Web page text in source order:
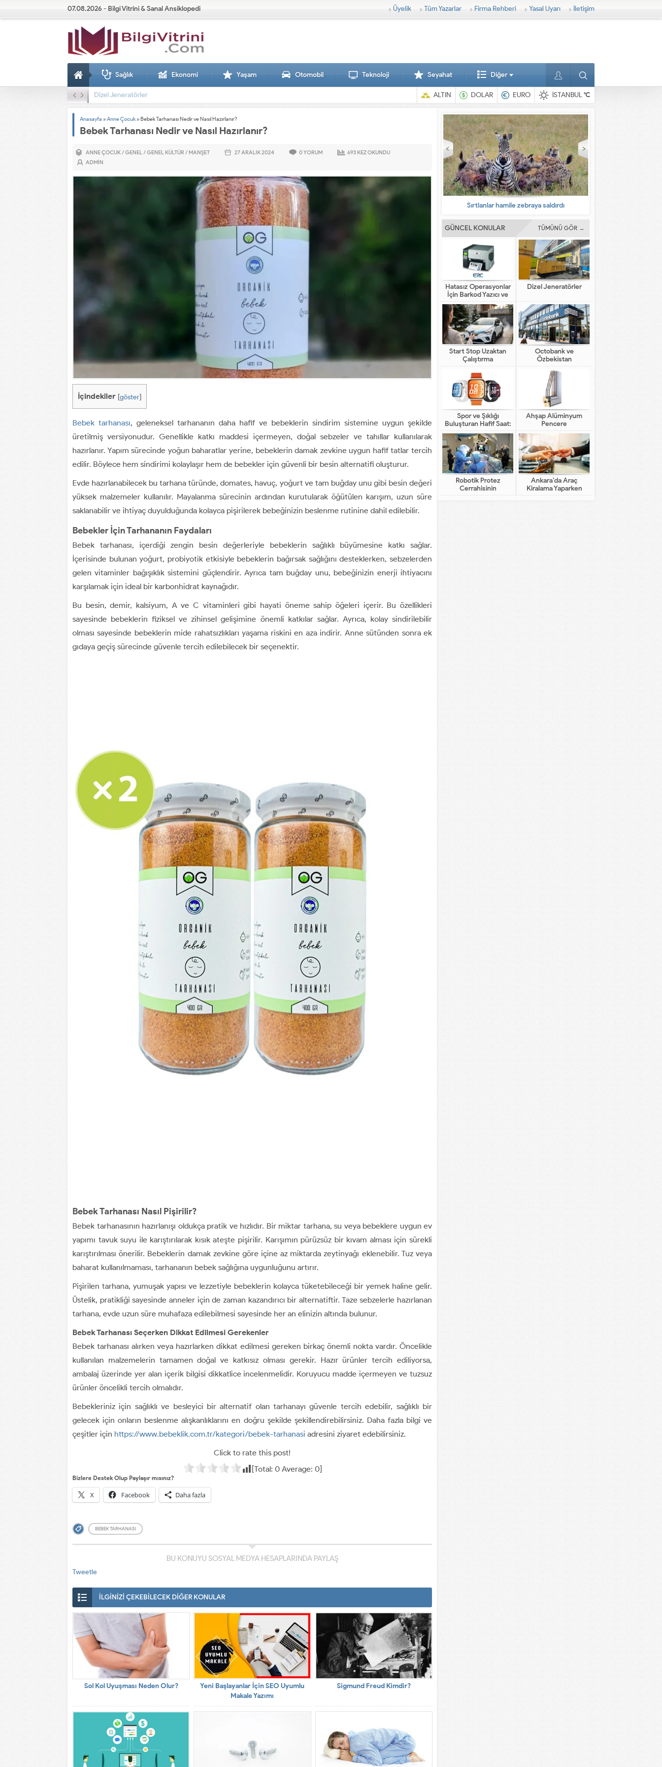
07.08.2026 - Bilgi Vitrini & Sanal Ansiklopedi Üyelik Tüm Yazarlar Firma Rehberi Yasal Uyarı İletişim
Sağlık Ekonomi Yaşam Otomobil Teknoloji Seyahat Diğer
Dizel Jeneratörler ALTIN DOLAR EURO İSTANBUL°C
Anasayfa »Anne Çocuk »Bebek Tarhanası Nedir ve Nasıl Hazırlanır?
Bebek Tarhanası Nedir ve Nasıl Hazırlanır?
ANNE ÇOCUK/GENEL/GENEL KÜLTÜR / MANŞET 27 ARALIK2024 0YORUM 693 KEZ OKUNDU
ADMIN
İçindekiler [göster]
Bebek tarhanası, geleneksel tarhananın daha hafif ve bebeklerin sindirim sistemine uygun şekilde
üretilmiş versiyonudur. Genellikle katkı maddesi içermeyen, doğal sebzeler ve tahıllar kullanılarak
hazırlanır. Yapım sürecinde yoğun baharatlar yerine, bebeklerin damak zevkine uygun hafif tatlar tercih
edilir. Böylece hem sindirimi kolaylaşır hem de bebekler için güvenli bir besin alternatifi oluşturur.
Evde hazırlanabilecek bu tarhana türünde, domates, havuç, yoğurt ve tam buğday unu gibi besin değeri
yüksek malzemeler kullanılır. Mayalanma sürecinin ardından kurutularak öğütülen karışım, uzun süre
saklanabilir ve ihtiyaç duyulduğunda kolayca pişirilerek bebeğinizin beslenme rutinine dahil edilebilir.
Bebekler İçin Tarhananın Faydaları
Bebek tarhanası, içerdiği zengin besin değerleriyle bebeklerin sağlıklı büyümesine katkı sağlar.
İçerisinde bulunan yoğurt, probiyotik etkisiyle bebeklerin bağırsak sağlığını desteklerken, sebzelerden
gelen vitaminler bağışıklık sistemini güçlendirir. Ayrıca tam buğday unu, bebeğinizin enerji ihtiyacını
karşılamak için ideal bir karbonhidrat kaynağıdır.
Bu besin, demir, kalsiyum, A ve C vitaminleri gibi hayati öneme sahip öğeleri içerir. Bu özellikleri
sayesinde bebeklerin fiziksel ve zihinsel gelişimine önemli katkılar sağlar. Ayrıca, kolay sindirilebilir
olması sayesinde bebeklerin mide rahatsızlıkları yaşama riskini en aza indirir. Anne sütünden sonra ek
gıdaya geçiş sürecinde güvenle tercih edilebilecek bir seçenektir.
Bebek Tarhanası Nasıl Pişirilir?
Bebek tarhanasının hazırlanışı oldukça pratik ve hızlıdır. Bir miktar tarhana, su veya bebeklere uygun ev
yapımı tavuk suyu ile karıştırılarak kısık ateşte pişirilir. Karışımın pürüzsüz bir kıvam alması için sürekli
karıştırılması önerilir. Bebeklerin damak zevkine göre içine az miktarda zeytinyağı eklenebilir. Tuz veya
baharat kullanılmaması, tarhananın bebek sağlığına uygunluğunu artırır.
Pişirilen tarhana, yumuşak yapısı ve lezzetiyle bebeklerin kolayca tüketebileceği bir yemek haline gelir.
Üstelik, pratikliği sayesinde anneler için de zaman kazandırıcı bir alternatiftir. Taze sebzelerle hazırlanan
tarhana, evde uzun süre muhafaza edilebilmesi sayesinde her an elinizin altında bulunur.
Bebek Tarhanası Seçerken Dikkat Edilmesi Gerekenler
Bebek tarhanası alırken veya hazırlarken dikkat edilmesi gereken birkaç önemli nokta vardır. Öncelikle
kullanılan malzemelerin tamamen doğal ve katkısız olması gerekir. Hazır ürünler tercih ediliyorsa,
ambalaj üzerinde yer alan içerik bilgisi dikkatlice incelenmelidir. Koruyucu madde içermeyen ve tuzsuz
ürünler öncelikli tercih olmalıdır.
Bebekleriniz için sağlıklı ve besleyici bir alternatif olan tarhanayı güvenle tercih edebilir, sağlıklı bir
gelecek için onların beslenme alışkanlıklarını en doğru şekilde şekillendirebilirsiniz. Daha fazla bilgi ve
çeşitler için https://www.bebeklik.com.tr/kategori/bebek-tarhanasi adresini ziyaret edebilirsiniz.
Click to rate this post!
[Total: 0Average: 0]
Bizlere Destek Olup Paylaşır mısınız?
X Facebook Daha fazla
BEBEK TARHANASI
BU KONUYU SOSYAL MEDYA HESAPLARINDA PAYLAŞ
Tweetle
İLGİNİZİ ÇEKEBİLECEK DİĞER KONULAR
Sol Kol Uyuşması Neden Olur?
Yeni Başlayanlar İçin SEO Uyumlu
Makale Yazımı
Sigmund Freud Kimdir?
Sırtlanlar hamile zebraya saldırdı En ilginç hayvanlar
GÜNCEL KONULAR TÜMÜNÜ GÖR →
Hatasız Operasyonlar
İçin Barkod Yazıcı ve
Otomasyon Sistemleri
Dizel Jeneratörler
Start Stop Uzaktan
Çalıştırma
Octobank ve
Özbekistan
Bankalarının Dijital
Finansal Altyapının
Gelişimindeki Yeni Rolü
Spor ve Şıklığı
Buluşturan Hafif Saat:
HUAWEI WATCH FIT 5
Pro
Ahşap Alüminyum
Pencere
Robotik Protez
Cerrahisinin
Geleneksel Cerrahiden
Farkı Nedir?
Ankara’da Araç
Kiralama Yaparken
Dikkat Edilecekler